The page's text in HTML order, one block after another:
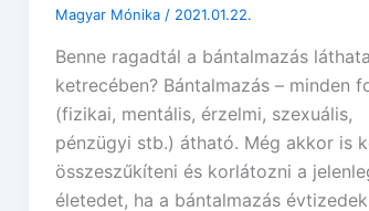
Magyar Mónika / 2021.01.22.
Benne ragadtál a bántalmazás
ketrecében? Bántalmazás – minden
(fizikai, mentális, érzelmi, szexuális,
pénzügyi stb.) átható. Még akkor is
összeszűkíteni és korlátozni a
életedet, ha a bántalmazás